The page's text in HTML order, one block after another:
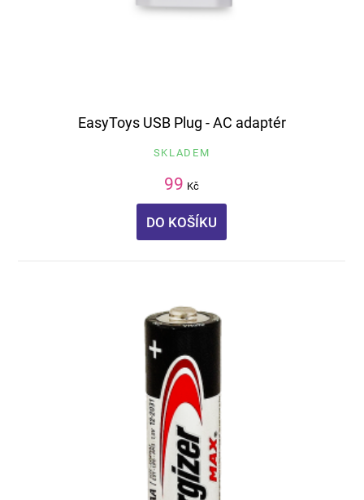
EasyToys USB Plug - AC adaptér
SKLADEM
99 Kč
DO KOŠÍKU